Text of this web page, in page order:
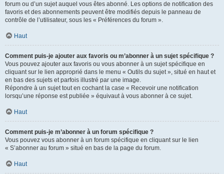
forum ou d’un sujet auquel vous êtes abonné. Les options de notification des
favoris et des abonnements peuvent être modifiés depuis le panneau de
contrôle de l’utilisateur, sous les « Préférences du forum ».
Haut
Comment puis-je ajouter aux favoris ou m’abonner à un sujet spécifique ?
Vous pouvez ajouter aux favoris ou vous abonner à un sujet spécifique en
cliquant sur le lien approprié dans le menu « Outils du sujet », situé en haut et
en bas des sujets et parfois illustré par une image.
Répondre à un sujet tout en cochant la case « Recevoir une notification
lorsqu’une réponse est publiée » équivaut à vous abonner à ce sujet.
Haut
Comment puis-je m’abonner à un forum spécifique ?
Vous pouvez vous abonner à un forum spécifique en cliquant sur le lien
« S’abonner au forum » situé en bas de la page du forum.
Haut